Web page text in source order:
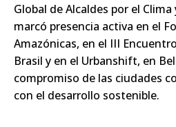
Global de Alcaldes por el Clima
marcó presencia activa en el
Amazónicas, en el III
Brasil y en el Urbanshift, en
compromiso de las ciudades
con el desarrollo sostenible.